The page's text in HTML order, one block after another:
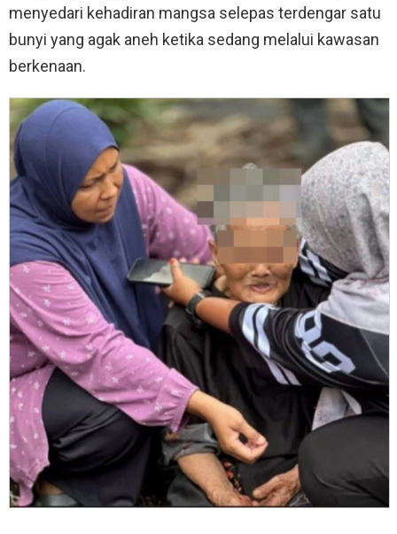
menyedari kehadiran mangsa selepas terdengar satu
bunyi yang agak aneh ketika sedang melalui kawasan
berkenaan.